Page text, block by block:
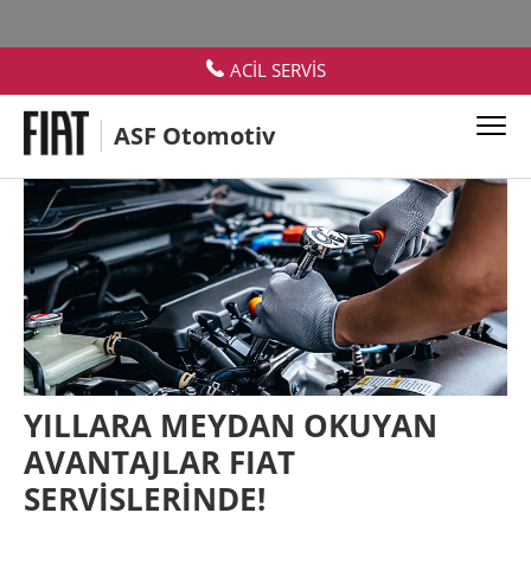
ACİL SERVİS
ASF Otomotiv
YILLARA MEYDAN OKUYAN
AVANTAJLAR FIAT
SERVİSLERİNDE!